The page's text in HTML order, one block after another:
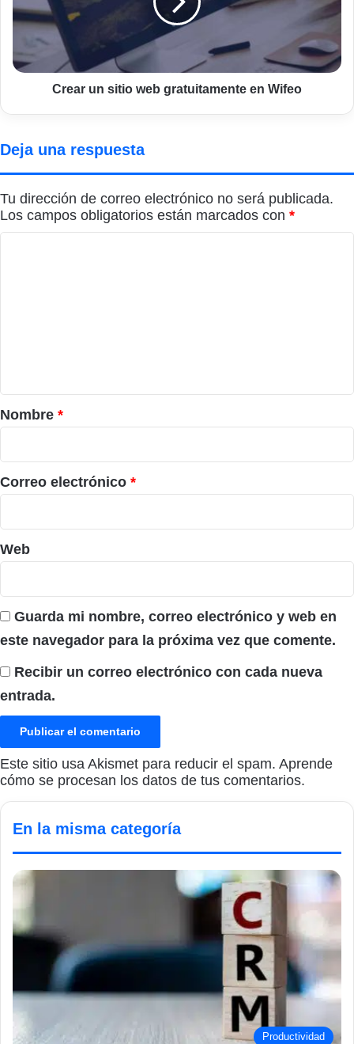
gratuitamente
en
Wifeo
Crear un sitio web gratuitamente en Wifeo
Deja una respuesta
Tu dirección de correo electrónico no será publicada.
Los campos obligatorios están marcados con *
r
i
o
*
Nombre *
Correo electrónico *
Web
Guarda mi nombre, correo electrónico y web en
este navegador para la próxima vez que comente.
Recibir un correo electrónico con cada nueva
entrada.
Este sitio usa Akismet para reducir el spam. Aprende
cómo se procesan los datos de tus comentarios.
En la misma categoría
Productividad